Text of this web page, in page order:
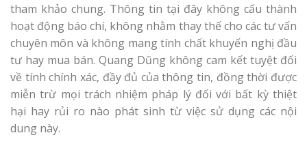
tham khảo chung. Thông tin tại đây không cấu thành
hoạt động báo chí, không nhằm thay thế cho các tư vấn
chuyên môn và không mang tính chất khuyến nghị đầu
tư hay mua bán. Quang Dũng không cam kết tuyệt đối
về tính chính xác, đầy đủ của thông tin, đồng thời được
miễn trừ mọi trách nhiệm pháp lý đối với bất kỳ thiệt
hại hay rủi ro nào phát sinh từ việc sử dụng các nội
dung này.